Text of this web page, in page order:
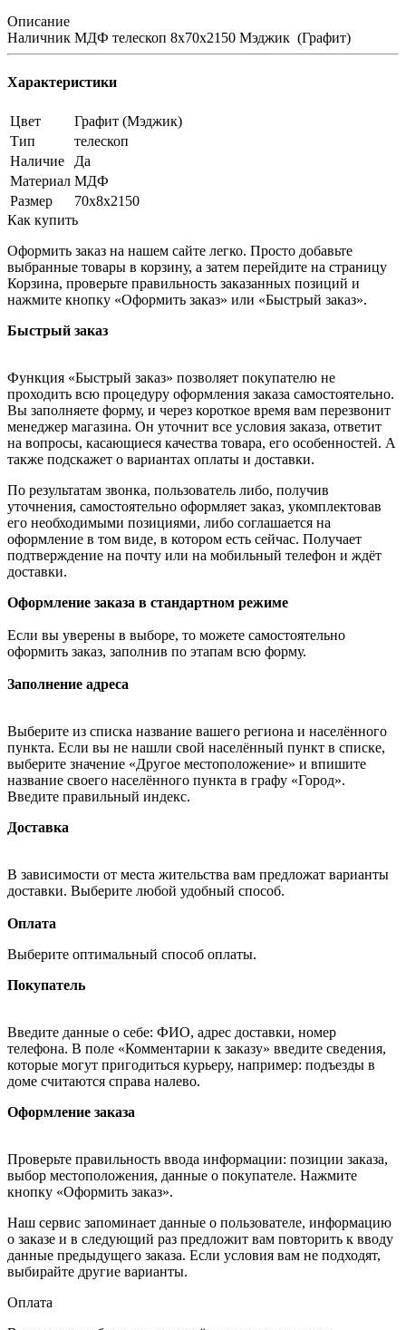
Описание
Наличник МДФ телескоп 8х70х2150 Мэджик (Графит)
Характеристики
Цвет
Графит (Мэджик)
Тип
телескоп
Наличие
Да
Материал МДФ
Размер
70х8х2150
Как купить
Оформить заказ на нашем сайте легко. Просто добавьте
выбранные товары в корзину, а затем перейдите на страницу
Корзина, проверьте правильность заказанных позиций и
нажмите кнопку «Оформить заказ» или «Быстрый заказ».
Быстрый заказ
Функция «Быстрый заказ» позволяет покупателю не
проходить всю процедуру оформления заказа самостоятельно.
Вы заполняете форму, и через короткое время вам перезвонит
менеджер магазина. Он уточнит все условия заказа, ответит
на вопросы, касающиеся качества товара, его особенностей. А
также подскажет о вариантах оплаты и доставки.
По результатам звонка, пользователь либо, получив
уточнения, самостоятельно оформляет заказ, укомплектовав
его необходимыми позициями, либо соглашается на
оформление в том виде, в котором есть сейчас. Получает
подтверждение на почту или на мобильный телефон и ждёт
доставки.
Оформление заказа в стандартном режиме
Если вы уверены в выборе, то можете самостоятельно
оформить заказ, заполнив по этапам всю форму.
Заполнение адреса
Выберите из списка название вашего региона и населённого
пункта. Если вы не нашли свой населённый пункт в списке,
выберите значение «Другое местоположение» и впишите
название своего населённого пункта в графу «Город».
Введите правильный индекс.
Доставка
В зависимости от места жительства вам предложат варианты
доставки. Выберите любой удобный способ.
Оплата
Выберите оптимальный способ оплаты.
Покупатель
Введите данные о себе: ФИО, адрес доставки, номер
телефона. В поле «Комментарии к заказу» введите сведения,
которые могут пригодиться курьеру, например: подъезды в
доме считаются справа налево.
Оформление заказа
Проверьте правильность ввода информации: позиции заказа,
выбор местоположения, данные о покупателе. Нажмите
кнопку «Оформить заказ».
Наш сервис запоминает данные о пользователе, информацию
о заказе и в следующий раз предложит вам повторить к вводу
данные предыдущего заказа. Если условия вам не подходят,
выбирайте другие варианты.
Оплата